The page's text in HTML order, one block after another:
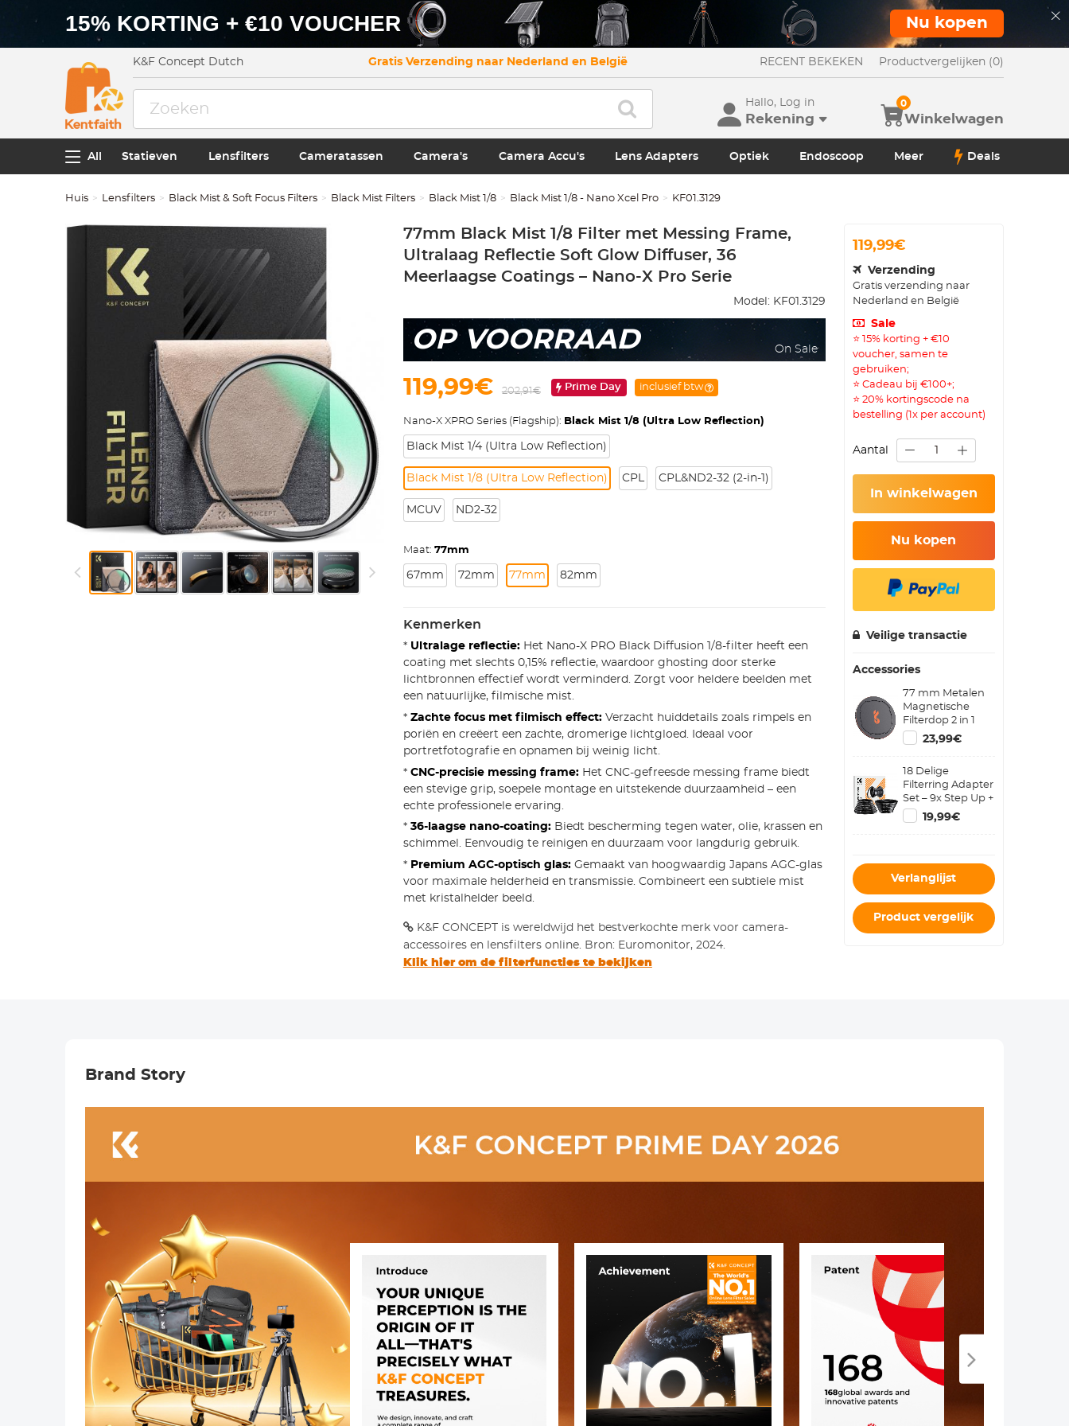
15% KORTING + €10 VOUCHER Nu kopen
K&F Concept Dutch Gratis Verzending naar Nederland en België RECENT BEKEKEN Productvergelijken (0)
Hallo, Log in
Rekening Winkelwagen
0
All Statieven Lensfilters Cameratassen Camera's Camera Accu's Lens Adapters Optiek Endoscoop Meer Deals
Huis Lensfilters Black Mist & Soft Focus Filters Black Mist Filters Black Mist 1/8 Black Mist 1/8 - Nano Xcel Pro KF01.3129
77mm Black Mist 1/8 Filter met Messing Frame,
Ultralaag Reflectie Soft Glow Diffuser, 36
Meerlaagse Coatings – Nano-X Pro Serie
Model: KF01.3129
OP VOORRAAD On Sale
119,99€ 202,91€ Prime Day inclusief btw
Nano-X XPRO Series (Flagship): Black Mist 1/8 (Ultra Low Reflection)
Black Mist 1/4 (Ultra Low Reflection)
Black Mist 1/8 (Ultra Low Reflection) CPL CPL&ND2-32 (2-in-1)
MCUV ND2-32
Maat: 77mm
67mm 72mm 77mm 82mm
Kenmerken
* Ultralage reflectie:Het Nano-X PRO Black Diffusion 1/8-filter heeft een
coating met slechts 0,15% reflectie, waardoor ghosting door sterke
lichtbronnen effectief wordt verminderd. Zorgt voor heldere beelden met
een natuurlijke, filmische mist.
* Zachte focus met filmisch effect:Verzacht huiddetails zoals rimpels en
poriën en creëert een zachte, dromerige lichtgloed. Ideaal voor
portretfotografie en opnamen bij weinig licht.
* CNC-precisie messing frame:Het CNC-gefreesde messing frame biedt
een stevige grip, soepele montage en uitstekende duurzaamheid – een
echte professionele ervaring.
* 36-laagse nano-coating:Biedt bescherming tegen water, olie, krassen en
schimmel. Eenvoudig te reinigen en duurzaam voor langdurig gebruik.
* Premium AGC-optisch glas:Gemaakt van hoogwaardig Japans AGC-glas
voor maximale helderheid en transmissie. Combineert een subtiele mist
met kristalhelder beeld.
K&F CONCEPT is wereldwijd het bestverkochte merk voor camera-
accessoires en lensfilters online. Bron: Euromonitor, 2024.
Klik hier om de filterfuncties te bekijken
119,99€
Verzending
Gratis verzending naar
Nederland en België
Sale
⭐ 15% korting + €10
voucher, samen te
gebruiken;
⭐ Cadeau bij €100+;
⭐ 20% kortingscode na
bestelling (1x per account)
Aantal
In winkelwagen
Nu kopen
Veilige transactie
Accessories
77 mm Metalen
Magnetische
Filterdop 2 in 1
Inschroefbare
Lensdop
23,99€
18 Delige
Filterring Adapter
Set – 9x Step Up +
9x Step Down
Metalen
19,99€
Verlanglijst
Product vergelijk
Brand Story